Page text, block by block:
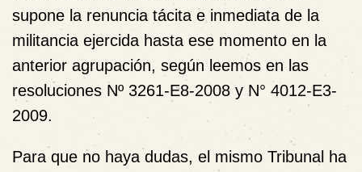
supone la renuncia tácita e inmediata de la
militancia ejercida hasta ese momento en la
anterior agrupación, según leemos en las
resoluciones Nº 3261-E8-2008 y N° 4012-E3-
2009.
Para que no haya dudas, el mismo Tribunal ha